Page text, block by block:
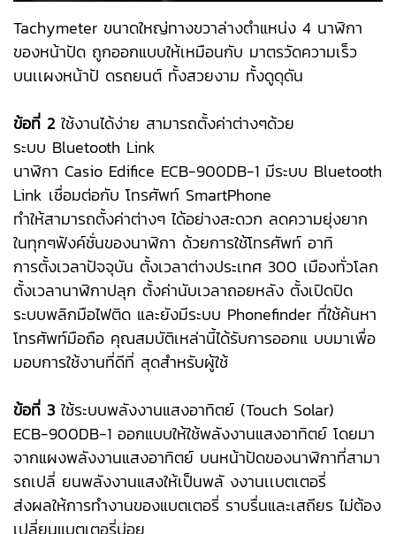
Tachymeter ขนาดใหญ่ทางขวาล่างตำแหน่ง 4 นาฬิกา
ของหน้าปัด ถูกออกแบบให้เหมือนกับ มาตรวัดความเร็ว
บนเเผงหน้าปั ดรถยนต์ ทั้งสวยงาม ทั้งดูดุดัน
ข้อที่ 2 ใช้งานได้ง่าย สามารถตั้งค่าต่างๆด้วย
ระบบ Bluetooth Link
นาฬิกา Casio Edifice ECB-900DB-1 มีระบบ Bluetooth
Link เชื่อมต่อกับ โทรศัพท์ SmartPhone
ทำให้สามารถตั้งค่าต่างๆ ได้อย่างสะดวก ลดความยุ่งยาก
ในทุกๆฟังค์ชั่นของนาฬิกา ด้วยการใช้โทรศัพท์ อาทิ
การตั้งเวลาปัจจุบัน ตั้งเวลาต่างประเทศ 300 เมืองทั่วโลก
ตั้งเวลานาฬิกาปลุก ตั้งค่านับเวลาถอยหลัง ตั้งเปิดปิด
ระบบพลิกมือไฟติด และยังมีระบบ Phonefinder ที่ใช้ค้นหา
โทรศัพท์มือถือ คุณสมบัติเหล่านี้ได้รับการออกแ บบมาเพื่อ
มอบการใช้งานที่ดีที่ สุดสำหรับผู้ใช้
ข้อที่ 3 ใช้ระบบพลังงานแสงอาทิตย์ (Touch Solar)
ECB-900DB-1 ออกแบบให้ใช้พลังงานแสงอาทิตย์ โดยมา
จากแผงพลังงานแสงอาทิตย์ บนหน้าปัดของนาฬิกาที่สามา
รถเปลี่ ยนพลังงานแสงให้เป็นพลั งงานเเบตเตอรี่
ส่งผลให้การทำงานของแบตเตอรี่ ราบรื่นและเสถียร ไม่ต้อง